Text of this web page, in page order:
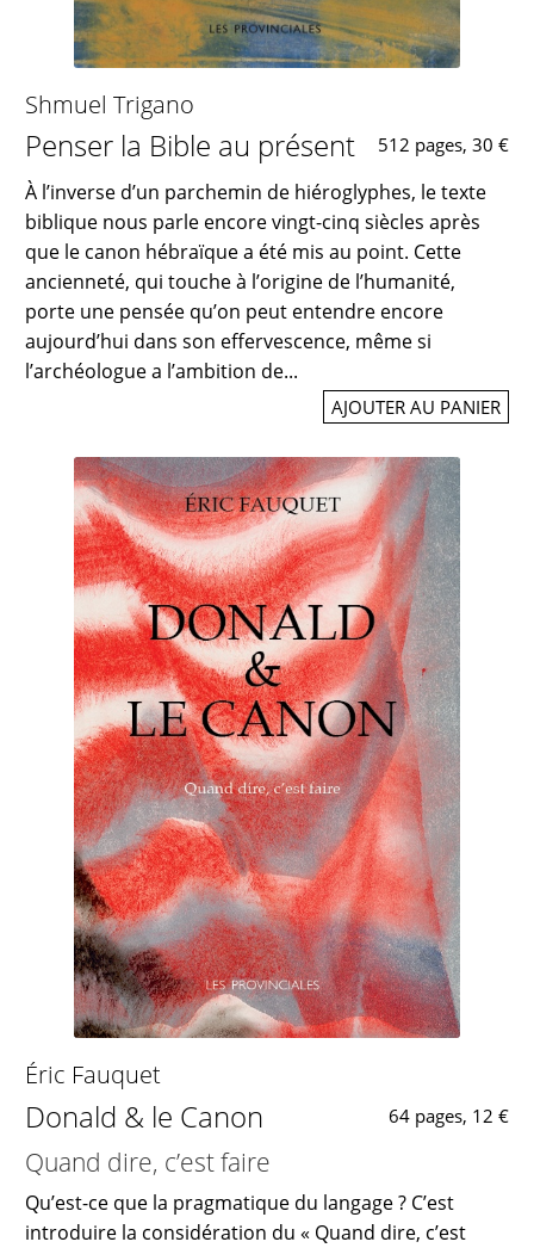
Shmuel Trigano
Penser la Bible au présent 512 pages, 30 €
À l’inverse d’un parchemin de hiéroglyphes, le texte
biblique nous parle encore vingt-cinq siècles après
que le canon hébraïque a été mis au point. Cette
ancienneté, qui touche à l’origine de l’humanité,
porte une pensée qu’on peut entendre encore
aujourd’hui dans son effervescence, même si
l’archéologue a l’ambition de...
AJOUTER AU PANIER
Éric Fauquet
Donald & le Canon 64 pages, 12 €
Quand dire, c’est faire
Qu’est-ce que la pragmatique du langage ? C’est
introduire la considération du « Quand dire, c’est